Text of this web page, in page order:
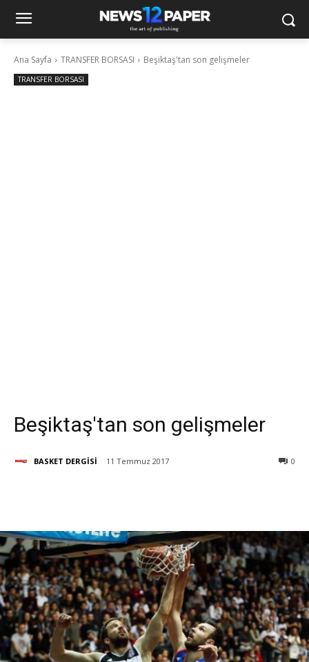
Ana Sayfa TRANSFER BORSASI Beşiktaş'tan son gelişmeler
TRANSFER BORSASI
Beşiktaş'tan son gelişmeler
BASKET DERGİSİ 11 Temmuz 2017 0